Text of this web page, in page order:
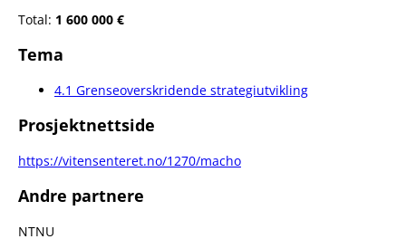
Total: 1 600 000 €
Tema
4.1 Grenseoverskridende strategiutvikling
Prosjektnettside
https://vitensenteret.no/1270/macho
Andre partnere
NTNU